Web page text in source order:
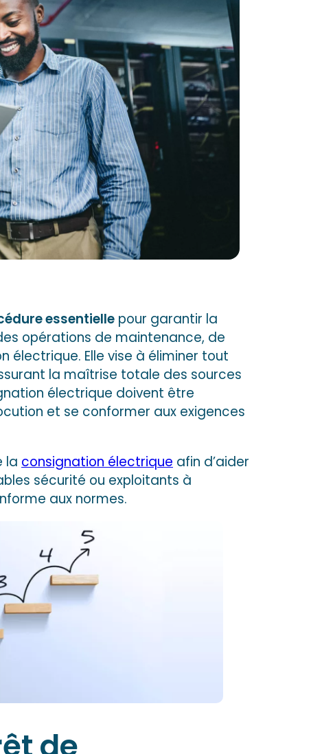
essentielle pour garantir la
opérations de maintenance, de
électrique. Elle vise à éliminer tout
la maîtrise totale des sources
électrique doivent être
et se conformer aux exigences
la consignation électrique afin d’aider
sécurité ou exploitants à
aux normes.